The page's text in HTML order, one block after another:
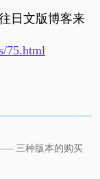
日文版博客来
75.html
三种版本的购买